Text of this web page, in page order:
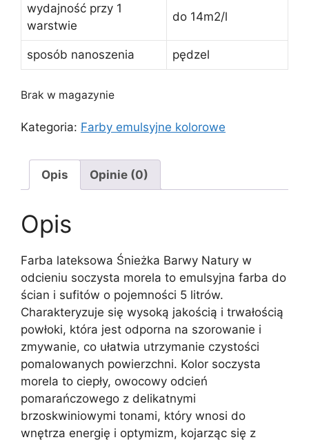
wydajność przy 1
warstwie
do 14m2/l
sposób nanoszenia pędzel
Brak w magazynie
Kategoria: Farby emulsyjne kolorowe
Opis Opinie (0)
Opis
Farba lateksowa Śnieżka Barwy Natury w
odcieniu soczysta morela to emulsyjna farba do
ścian i sufitów o pojemności 5 litrów.
Charakteryzuje się wysoką jakością i trwałością
powłoki, która jest odporna na szorowanie i
zmywanie, co ułatwia utrzymanie czystości
pomalowanych powierzchni. Kolor soczysta
morela to ciepły, owocowy odcień
pomarańczowego z delikatnymi
brzoskwiniowymi tonami, który wnosi do
wnętrza energię i optymizm, kojarząc się z